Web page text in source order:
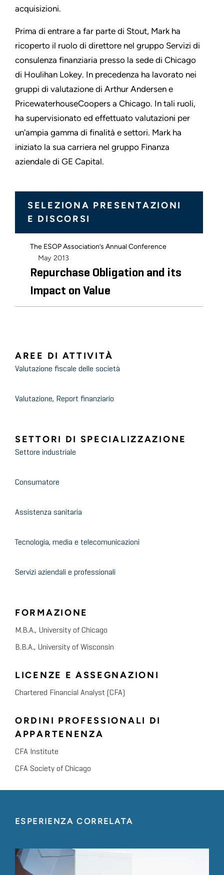
acquisizioni.
Prima di entrare a far parte di Stout, Mark ha
ricoperto il ruolo di direttore nel gruppo Servizi di
consulenza finanziaria presso la sede di Chicago
di Houlihan Lokey. In precedenza ha lavorato nei
gruppi di valutazione di Arthur Andersen e
PricewaterhouseCoopers a Chicago. In tali ruoli,
ha supervisionato ed effettuato valutazioni per
un'ampia gamma di finalità e settori. Mark ha
iniziato la sua carriera nel gruppo Finanza
aziendale di GE Capital.
SELEZIONA PRESENTAZIONI
E DISCORSI
The ESOP Association’s Annual Conference
May 2013
Repurchase Obligation and its
Impact on Value
AREE DI ATTIVITÀ
Valutazione fiscale delle società
Valutazione, Report finanziario
SETTORI DI SPECIALIZZAZIONE
Settore industriale
Consumatore
Assistenza sanitaria
Tecnologia, media e telecomunicazioni
Servizi aziendali e professionali
FORMAZIONE
M.B.A., University of Chicago
B.B.A., University of Wisconsin
LICENZE E ASSEGNAZIONI
Chartered Financial Analyst (CFA)
ORDINI PROFESSIONALI DI
APPARTENENZA
CFA Institute
CFA Society of Chicago
ESPERIENZA CORRELATA